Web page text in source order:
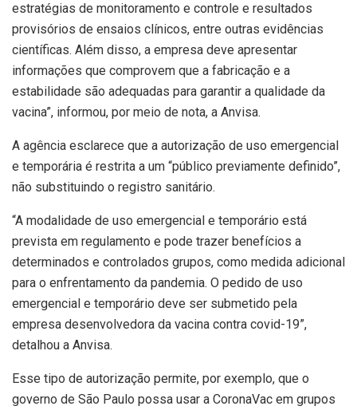
estratégias de monitoramento e controle e resultados
provisórios de ensaios clínicos, entre outras evidências
científicas. Além disso, a empresa deve apresentar
informações que comprovem que a fabricação e a
estabilidade são adequadas para garantir a qualidade da
vacina”, informou, por meio de nota, a Anvisa.
A agência esclarece que a autorização de uso emergencial
e temporária é restrita a um “público previamente definido”,
não substituindo o registro sanitário.
“A modalidade de uso emergencial e temporário está
prevista em regulamento e pode trazer benefícios a
determinados e controlados grupos, como medida adicional
para o enfrentamento da pandemia. O pedido de uso
emergencial e temporário deve ser submetido pela
empresa desenvolvedora da vacina contra covid-19”,
detalhou a Anvisa.
Esse tipo de autorização permite, por exemplo, que o
governo de São Paulo possa usar a CoronaVac em grupos